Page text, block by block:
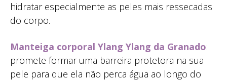
hidratar especialmente as peles mais ressecadas
do corpo.
Manteiga corporal Ylang Ylang da Granado:
promete formar uma barreira protetora na sua
pele para que ela não perca água ao longo do